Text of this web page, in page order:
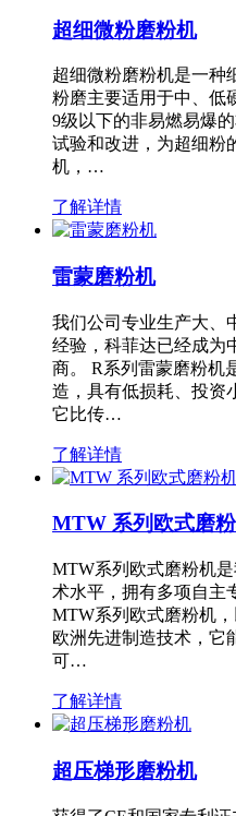
超细微粉磨粉机
超细微粉磨粉机是一种
粉磨主要适用于中、低
9级以下的非易燃易爆
试验和改进，为超细粉
机，…
了解详情
雷蒙磨粉机
我们公司专业生产大、
经验，科菲达已经成为
商。 R系列雷蒙磨粉机
造，具有低损耗、投资
它比传…
了解详情
MTW 系列欧式磨
MTW系列欧式磨粉机
术水平，拥有多项自
MTW系列欧式磨粉机
欧洲先进制造技术，它
可…
了解详情
超压梯形磨粉机